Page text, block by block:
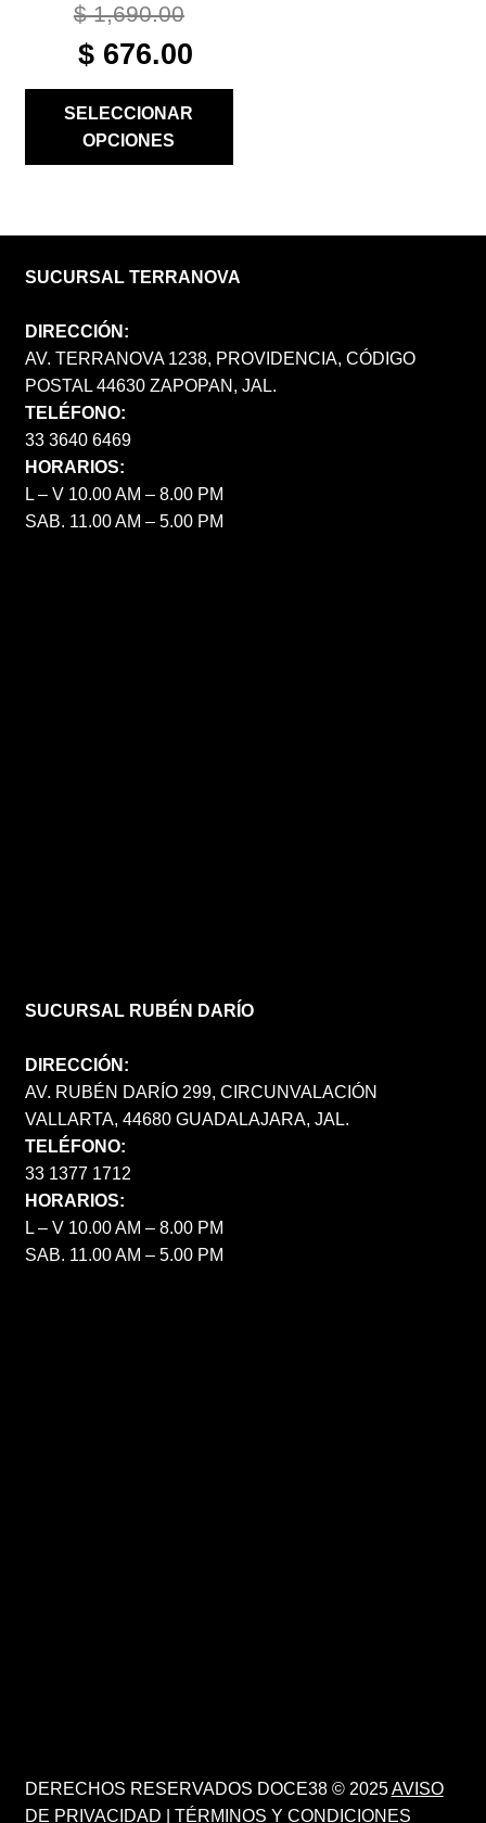
$1,690.00
ORIGINAL
PRICE
$ 1,690.00.
$ 676.00
SELECCIONAR
OPCIONES
SUCURSAL TERRANOVA
DIRECCIÓN:
AV. TERRANOVA 1238, PROVIDENCIA, CÓDIGO
POSTAL 44630 ZAPOPAN, JAL.
TELÉFONO:
33 3640 6469
HORARIOS:
L – V 10.00 AM – 8.00 PM
SAB. 11.00 AM – 5.00 PM
SUCURSAL RUBÉN DARÍO
DIRECCIÓN:
AV. RUBÉN DARÍO 299, CIRCUNVALACIÓN
VALLARTA, 44680 GUADALAJARA, JAL.
TELÉFONO:
33 1377 1712
HORARIOS:
L – V 10.00 AM – 8.00 PM
SAB. 11.00 AM – 5.00 PM
DERECHOS RESERVADOS DOCE38 © 2025AVISO
DE PRIVACIDAD
TÉRMINOS Y CONDICIONES